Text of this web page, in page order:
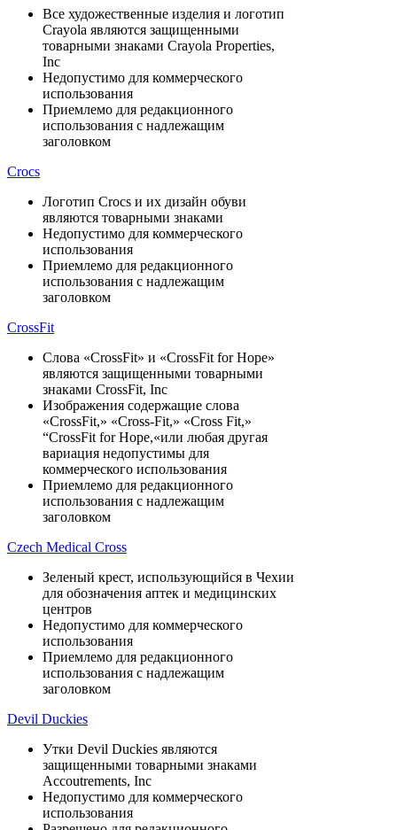
Все художественные изделия и логотип
Crayola являются защищенными
товарными знаками Crayola Properties,
Inc
Недопустимо для коммерческого
использования
Приемлемо для редакционного
использования с надлежащим
заголовком
Crocs
Логотип Crocs и их дизайн обуви
являются товарными знаками
Недопустимо для коммерческого
использования
Приемлемо для редакционного
использования с надлежащим
заголовком
CrossFit
Слова «CrossFit» и «CrossFit for Hope»
являются защищенными товарными
знаками CrossFit, Inc
Изображения содержащие слова
«CrossFit,» «Cross-Fit,» «Cross Fit,»
“CrossFit for Hope,«или любая другая
вариация недопустимы для
коммерческого использования
Приемлемо для редакционного
использования с надлежащим
заголовком
Czech Medical Cross
Зеленый крест, использующийся в Чехии
для обозначения аптек и медицинских
центров
Недопустимо для коммерческого
использования
Приемлемо для редакционного
использования с надлежащим
заголовком
Devil Duckies
Утки Devil Duckies являются
защищенными товарными знаками
Accoutrements, Inc
Недопустимо для коммерческого
использования